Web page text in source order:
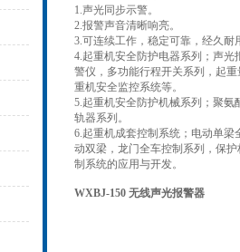
1.声光同步示警。
2.报警声音清晰响亮。
3.可连续工作，稳定可靠，经久耐
4.起重机安全防护电器系列；声
警仪，多功能行程开关系列，起
重机安全监控系统等。
5.起重机安全防护机械系列；聚
轨器系列。
6.起重机成套控制系统；电动单
动双梁，龙门全车控制系列，保
制系统的应用与开发。
WXBJ-150 无线声光报警器